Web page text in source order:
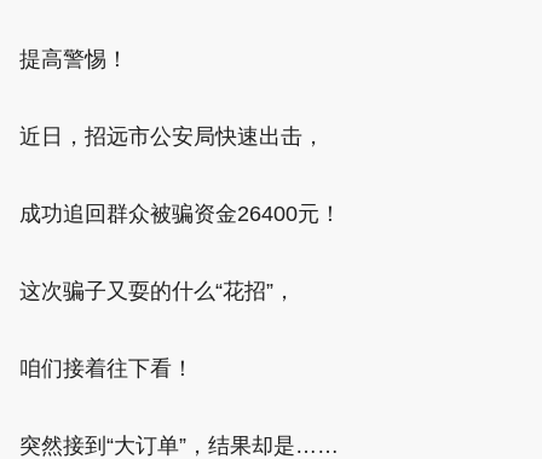
提高警惕！
近日，招远市公安局快速出击，
成功追回群众被骗资金26400元！
这次骗子又耍的什么“花招”，
咱们接着往下看！
突然接到“大订单”，结果却是……